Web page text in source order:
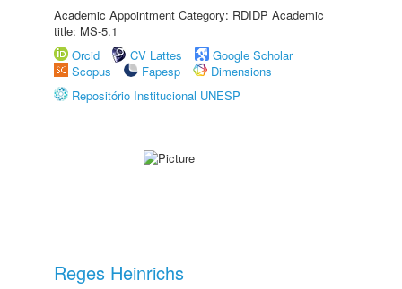
Academic Appointment Category: RDIDP Academic
title: MS-5.1
Orcid
CV Lattes
Google Scholar
Scopus
Fapesp
Dimensions
Repositório Institucional UNESP
Reges Heinrichs